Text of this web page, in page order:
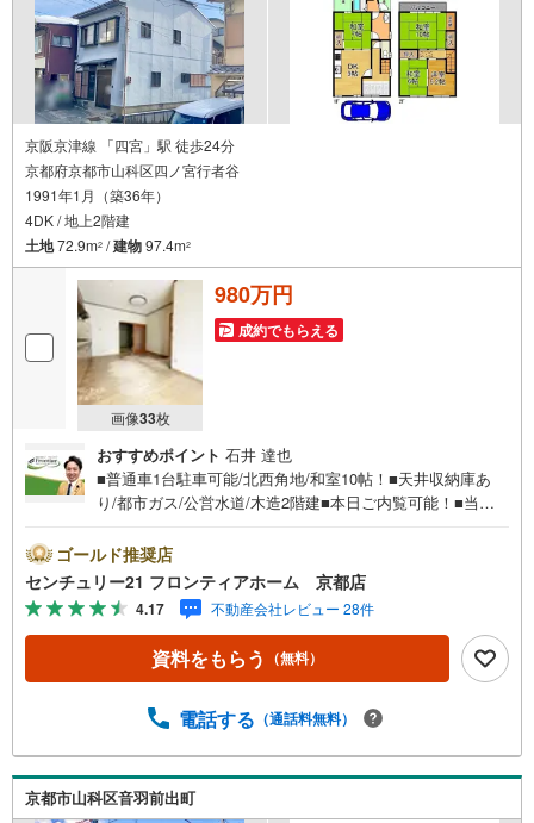
京阪京津線 「四宮」駅 徒歩24分
京都府京都市山科区四ノ宮行者谷
1991年1月（築36年）
4DK / 地上2階建
土地72.9m2 /建物97.4m2
画像33枚
980万円
成約でもらえる
おすすめポイント 石井 達也
■普通車1台駐車可能/北西角地/和室10帖！■天井収納庫あ
り/都市ガス/公営水道/木造2階建■本日ご内覧可能！■当日
車場1台空きあり・音羽小学校まで徒歩約32分（約2560
m）・音羽中学校まで徒歩約39分（約3070m） 弊社につい
て・センチュリー21グループ売上販売・契約件数 全国1位
の実績（2023年時点・全国991店舗中）・リフォームなど
のご相談承ります！（カーポートの設置、間取りの一部変
更などご提案可能 ）・365日営業中！お客様のご都合に合
のご相談（約30分～）→資金計画やローンのご相談（約30
ださい！
ゴールド推奨店
センチュリー21 フロンティアホーム 京都店
4.17 不動産会社レビュー 28件
資料をもらう （無料）
電話する （通話料無料）
京都市山科区音羽前出町